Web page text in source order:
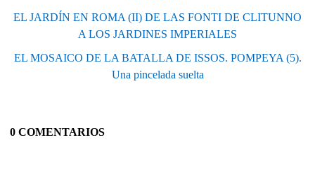
EL JARDÍN EN ROMA (II) DE LAS FONTI DE CLITUNNO
A LOS JARDINES IMPERIALES
EL MOSAICO DE LA BATALLA DE ISSOS. POMPEYA (5).
Una pincelada suelta
0 COMENTARIOS